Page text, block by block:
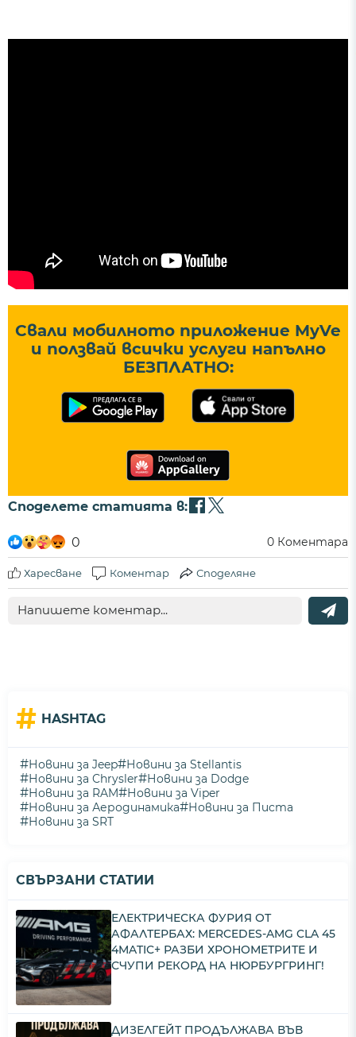
Свали мобилното приложение MyVe
и ползвай всички услуги напълно
БЕЗПЛАТНО:
Споделете статията в:
0 0 Коментара
Харесване Коментар Споделяне
# HASHTAG
#Новини за Jeep#Новини за Stellantis
#Новини за Chrysler#Новини за Dodge
#Новини за RAM#Новини за Viper
#Новини за Аеродинамика#Новини за Писта
#Новини за SRT
СВЪРЗАНИ СТАТИИ
ЕЛЕКТРИЧЕСКА ФУРИЯ ОТ
АФАЛТЕРБАХ: MERCEDES-AMG CLA 45
4MATIC+ РАЗБИ ХРОНОМЕТРИТЕ И
СЧУПИ РЕКОРД НА НЮРБУРГРИНГ!
ДИЗЕЛГЕЙТ ПРОДЪЛЖАВА ВЪВ